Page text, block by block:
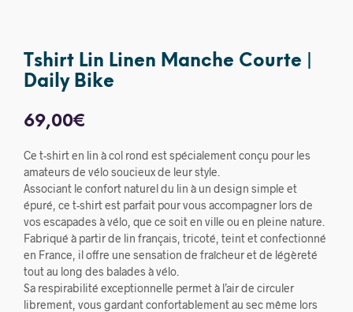
Tshirt Lin Linen Manche Courte |
Daily Bike
69,00€
Ce t-shirt en lin à col rond est spécialement conçu pour les
amateurs de vélo soucieux de leur style.
Associant le confort naturel du lin à un design simple et
épuré, ce t-shirt est parfait pour vous accompagner lors de
vos escapades à vélo, que ce soit en ville ou en pleine nature.
Fabriqué à partir de lin français, tricoté, teint et confectionné
en France, il offre une sensation de fraîcheur et de légèreté
tout au long des balades à vélo.
Sa respirabilité exceptionnelle permet à l’air de circuler
librement, vous gardant confortablement au sec même lors